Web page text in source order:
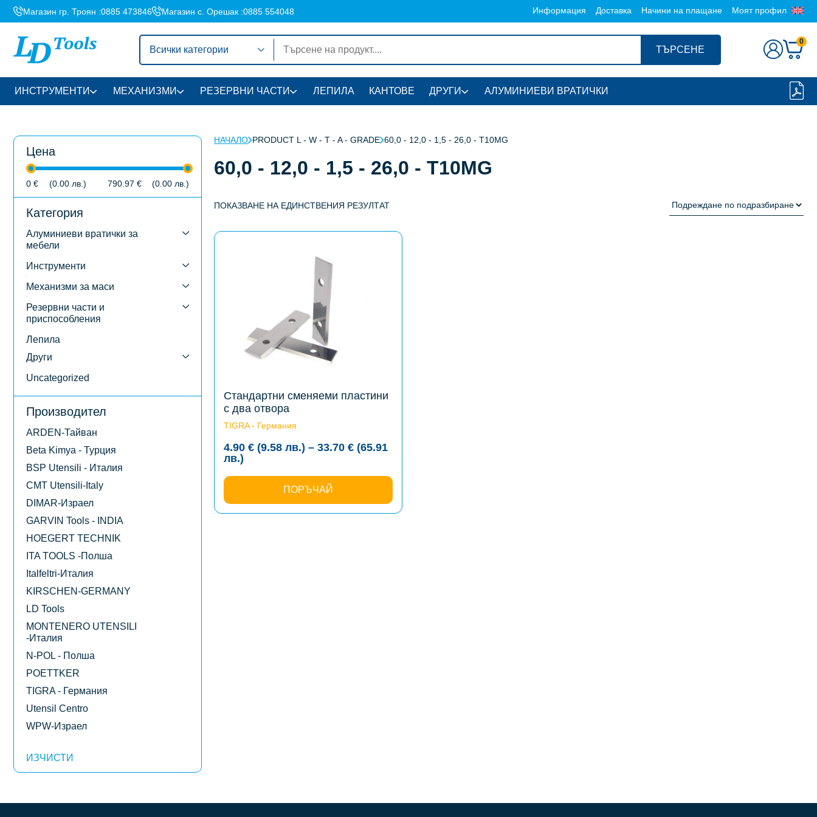
Магазин гр. Троян :0885 473846 Магазин с. Орешак :0885 554048 Информация Доставка Начини на плащане Моят профил
Всички категории ТЪРСЕНЕ
0
ИНСТРУМЕНТИ МЕХАНИЗМИ РЕЗЕРВНИ ЧАСТИ ЛЕПИЛА КАНТОВЕ ДРУГИ АЛУМИНИЕВИ ВРАТИЧКИ
НАЧАЛО PRODUCT L - W - T - A - GRADE 60,0 - 12,0 - 1,5 - 26,0 - T10MG
60,0 - 12,0 - 1,5 - 26,0 - T10MG
ПОКАЗВАНЕ НА ЕДИНСТВЕНИЯ РЕЗУЛТАТ
Стандартни сменяеми пластини
с два отвора
TIGRA - Германия
4.90 € (9.58 лв.) – 33.70 € (65.91
лв.)
4.90 €
лв.)
through
ПОРЪЧАЙ
chosen
Цена
0 € (0.00 лв. ) 790.97 € (0.00 лв. )
Категория
Алуминиеви вратички за
мебели
Инструменти
Механизми за маси
Резервни части и
приспособления
Лепила
Други
Uncategorized
Производител
ARDEN-Тайван
Beta Kimya - Турция
BSP Utensili - Италия
CMT Utensili-Italy
DIMAR-Израел
GARVIN Tools - INDIA
HOEGERT TECHNIK
ITA TOOLS -Полша
Italfeltri-Италия
KIRSCHEN-GERMANY
LD Tools
MONTENERO UTENSILI
-Италия
N-POL - Полша
POETTKER
TIGRA - Германия
Utensil Centro
WPW-Израел